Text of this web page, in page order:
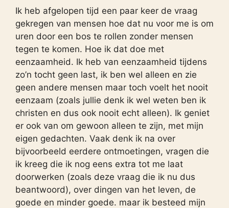
Ik heb afgelopen tijd een paar keer de vraag
gekregen van mensen hoe dat nu voor me is om
uren door een bos te rollen zonder mensen
tegen te komen. Hoe ik dat doe met
eenzaamheid. Ik heb van eenzaamheid tijdens
zo’n tocht geen last, ik ben wel alleen en zie
geen andere mensen maar toch voelt het nooit
eenzaam (zoals jullie denk ik wel weten ben ik
christen en dus ook nooit echt alleen). Ik geniet
er ook van om gewoon alleen te zijn, met mijn
eigen gedachten. Vaak denk ik na over
bijvoorbeeld eerdere ontmoetingen, vragen die
ik kreeg die ik nog eens extra tot me laat
doorwerken (zoals deze vraag die ik nu dus
beantwoord), over dingen van het leven, de
goede en minder goede. maar ik besteed mijn